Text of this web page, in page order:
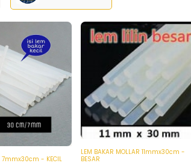
7mmx30cm - KECIL
LEM BAKAR MOLLAR 11mmx30cm -
BESAR